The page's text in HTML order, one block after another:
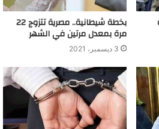
بخطة شيطانية.. مصرية تتزوج 22
مرة بمعدل مرتين في الشهر
3 ديسمبر، 2021